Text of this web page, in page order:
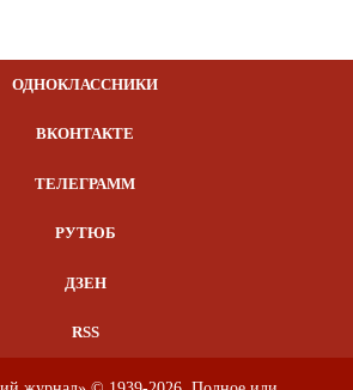
ОДНОКЛАССНИКИ
ВКОНТАКТЕ
ТЕЛЕГРАММ
РУТЮБ
ДЗЕН
RSS